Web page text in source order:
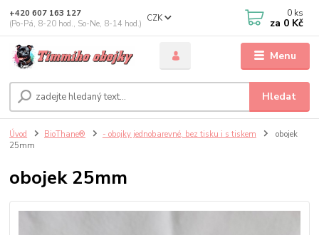
Menu
CZK
Hledat
+420 607 163 127
(Po-Pá, 8-20 hod., So-Ne, 8-14 hod.)
0 ks
za 0 Kč
Úvod BioThane® - obojky jednobarevné, bez tisku i s tiskem
obojek
25mm
obojek 25mm